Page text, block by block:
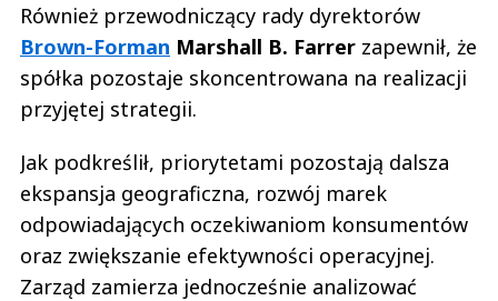
Również przewodniczący rady dyrektorów
Brown-Forman Marshall B. Farrer zapewnił, że
spółka pozostaje skoncentrowana na realizacji
przyjętej strategii.
Jak podkreślił, priorytetami pozostają dalsza
ekspansja geograficzna, rozwój marek
odpowiadających oczekiwaniom konsumentów
oraz zwiększanie efektywności operacyjnej.
Zarząd zamierza jednocześnie analizować